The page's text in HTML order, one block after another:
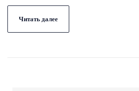
Читать далее